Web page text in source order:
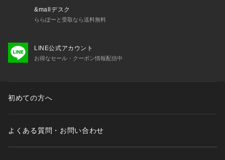
予告なく変更することがあります。あらかじめご了承くださ
い。2026年春夏モデル 2026ssmodel アディダス ADIDAS ス
ングシューズ 靴 レーシングシューズ Men's Mens メンズ め
んず 男性 マラソン ランニング Adizero Takumi Sen 11 タク
グシューズ ホールド きいろ 黄色 イエロー 25off0604
&mallデスク
ららぽーと受取なら送料無料
LINE公式アカウント
お得なセール・クーポン情報配信中
初めての方へ
よくある質問・お問い合わせ